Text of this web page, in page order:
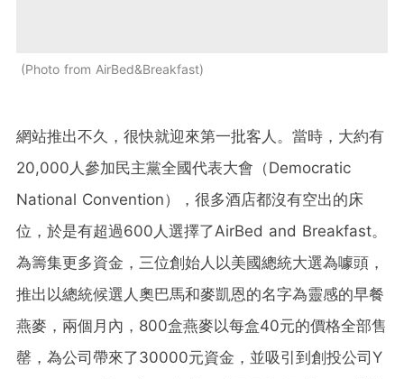
Photo from AirBed&Breakfast
網站推出不久，很快就迎來第一批客人。當時，大約有
20,000人參加民主黨全國代表大會（Democratic
National Convention），很多酒店都沒有空出的床
位，於是有超過600人選擇了AirBed and Breakfast。
為籌集更多資金，三位創始人以美國總統大選為噱頭，
推出以總統候選人奧巴馬和麥凱恩的名字為靈感的早餐
燕麥，兩個月內，800盒燕麥以每盒40元的價格全部售
罄，為公司帶來了30000元資金，並吸引到創投公司Y